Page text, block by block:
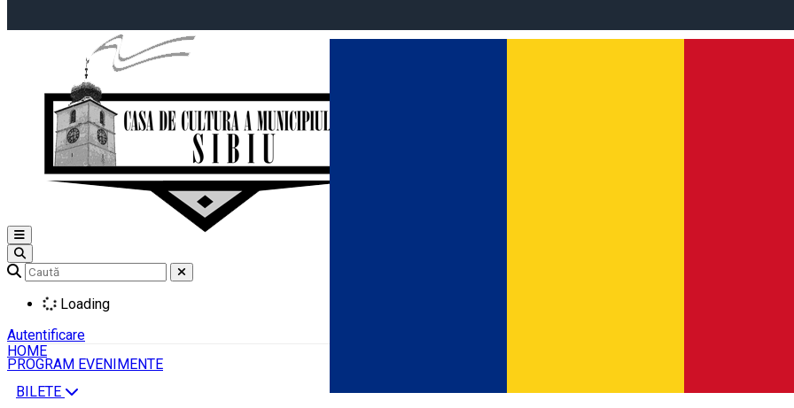
Open main menu
Loading
Autentificare
HOME
PROGRAM EVENIMENTE
BILETE